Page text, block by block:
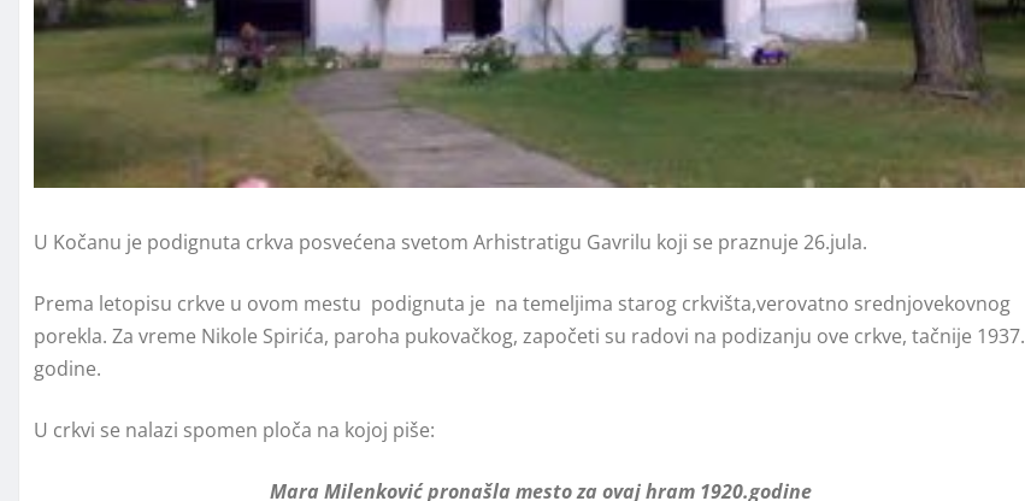
U Kočanu je podignuta crkva posvećena svetom Arhistratigu Gavrilu koji se praznuje 26.jula.
Prema letopisu crkve u ovom mestu podignuta je na temeljima starog crkvišta,verovatno srednjovekovnog
porekla. Za vreme Nikole Spirića, paroha pukovačkog, započeti su radovi na podizanju ove crkve, tačnije 1937.
godine.
U crkvi se nalazi spomen ploča na kojoj piše:
Mara Milenković pronašla mesto za ovaj hram 1920.godine